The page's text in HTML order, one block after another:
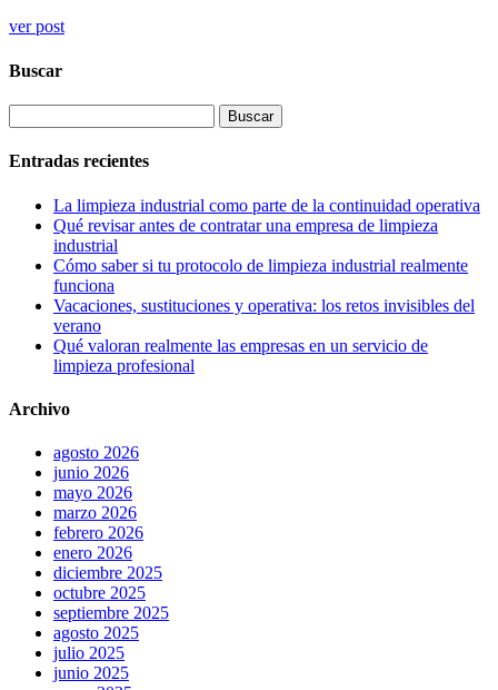
ver post
Buscar
Entradas recientes
La limpieza industrial como parte de la continuidad operativa
Qué revisar antes de contratar una empresa de limpieza
industrial
Cómo saber si tu protocolo de limpieza industrial realmente
funciona
Vacaciones, sustituciones y operativa: los retos invisibles del
verano
Qué valoran realmente las empresas en un servicio de
limpieza profesional
Archivo
agosto 2026
junio 2026
mayo 2026
marzo 2026
febrero 2026
enero 2026
diciembre 2025
octubre 2025
septiembre 2025
agosto 2025
julio 2025
junio 2025